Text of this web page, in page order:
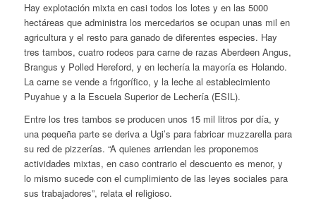
Hay explotación mixta en casi todos los lotes y en las 5000
hectáreas que administra los mercedarios se ocupan unas mil en
agricultura y el resto para ganado de diferentes especies. Hay
tres tambos, cuatro rodeos para carne de razas Aberdeen Angus,
Brangus y Polled Hereford, y en lechería la mayoría es Holando.
La carne se vende a frigorífico, y la leche al establecimiento
Puyahue y a la Escuela Superior de Lechería (ESIL).
Entre los tres tambos se producen unos 15 mil litros por día, y
una pequeña parte se deriva a Ugi’s para fabricar muzzarella para
su red de pizzerías. “A quienes arriendan les proponemos
actividades mixtas, en caso contrario el descuento es menor, y
lo mismo sucede con el cumplimiento de las leyes sociales para
sus trabajadores”, relata el religioso.